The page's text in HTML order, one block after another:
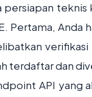
teknis
Pertama, Anda
terdaftar dan
API yang